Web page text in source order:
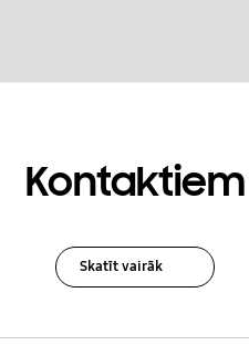
Kontaktiem
Skatīt vairāk